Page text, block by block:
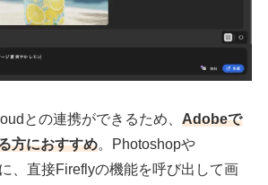
との連携ができるため、Adobeで
方におすすめ。Photoshopや
、直接Fireflyの機能を呼び出して画